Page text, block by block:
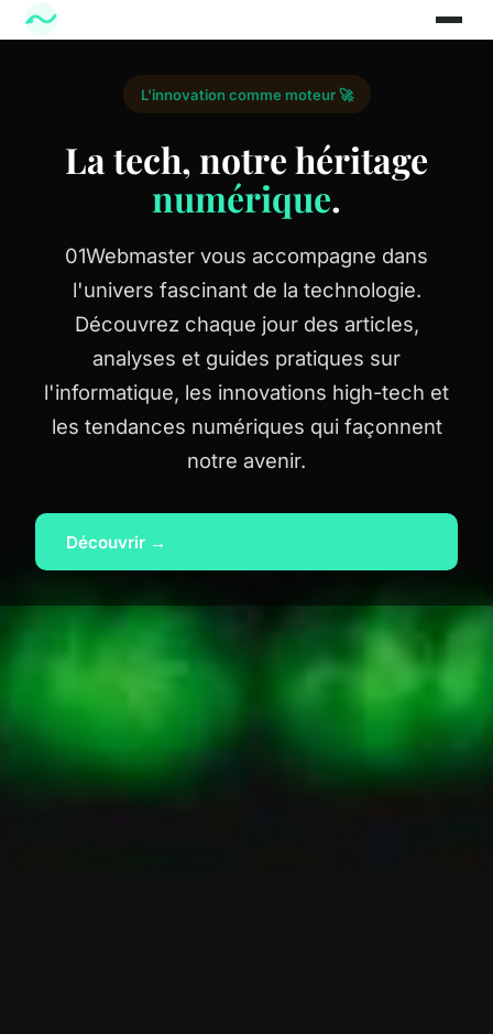
L'innovation comme moteur 🚀
La tech, notre héritage
numérique.
01Webmaster vous accompagne dans
l'univers fascinant de la technologie.
Découvrez chaque jour des articles,
analyses et guides pratiques sur
l'informatique, les innovations high-tech et
les tendances numériques qui façonnent
notre avenir.
Découvrir →